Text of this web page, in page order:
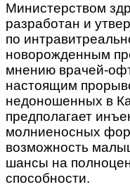
Министерством
разработан и
по
новорожденным
мнению врачей-
настоящим
недоношенных в
предполагает
молниеносных
возможность
шансы на
способности.